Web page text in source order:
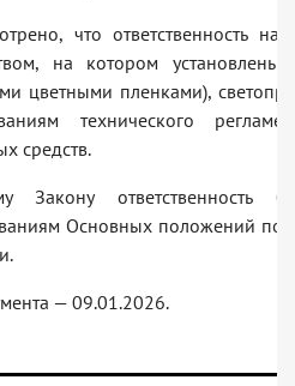
что ответственность
на котором
цветными пленками),
технического
средств.
Закону ответственность
Основных положений по
— 09.01.2026.